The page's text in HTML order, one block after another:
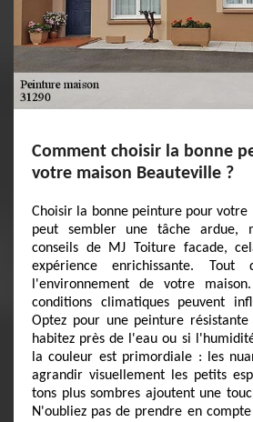
Comment choisir la bonne
votre maison Beauteville ?
Choisir la bonne peinture pour votre
peut sembler une tâche ardue,
conseils de MJ Toiture facade,
expérience enrichissante. Tout
l'environnement de votre
conditions climatiques peuvent
Optez pour une peinture
habitez près de l'eau ou si
la couleur est primordiale : les
agrandir visuellement les petits
tons plus sombres ajoutent une
N'oubliez pas de prendre en